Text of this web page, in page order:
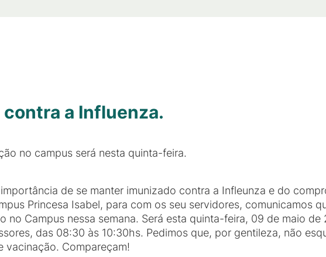
a Influenza.
no campus será nesta quinta-feira.
de se manter imunizado contra a Infleunza e do
Princesa Isabel, para com os seu servidores, comunicamos
no Campus nessa semana. Será esta quinta-feira, 09 de maio de
das 08:30 às 10:30hs. Pedimos que, por gentileza, não
vacinação. Compareçam!